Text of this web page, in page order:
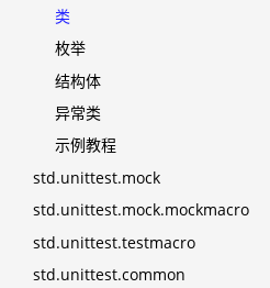
类
枚举
结构体
异常类
示例教程
std.unittest.mock
std.unittest.mock.mockmacro
std.unittest.testmacro
std.unittest.common